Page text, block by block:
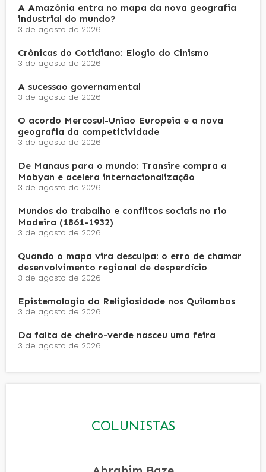
A Amazônia entra no mapa da nova geografia
industrial do mundo?
3 de agosto de 2026
Crônicas do Cotidiano: Elogio do Cinismo
3 de agosto de 2026
A sucessão governamental
3 de agosto de 2026
O acordo Mercosul-União Europeia e a nova
geografia da competitividade
3 de agosto de 2026
De Manaus para o mundo: Transire compra a
Mobyan e acelera internacionalização
3 de agosto de 2026
Mundos do trabalho e conflitos sociais no rio
Madeira (1861-1932)
3 de agosto de 2026
Quando o mapa vira desculpa: o erro de chamar
desenvolvimento regional de desperdício
3 de agosto de 2026
Epistemologia da Religiosidade nos Quilombos
3 de agosto de 2026
Da falta de cheiro-verde nasceu uma feira
3 de agosto de 2026
COLUNISTAS